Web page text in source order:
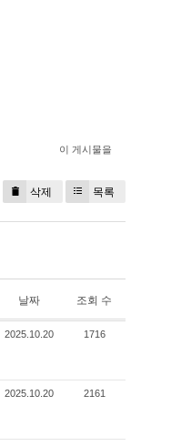
이 게시물을
삭제 목록
날짜 조회 수
2025.10.20 1716
2025.10.20 2161